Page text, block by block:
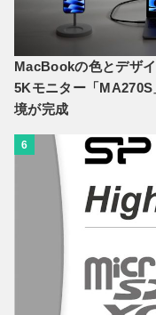
MacBookの色とデザ
5Kモニター「
境が完成
6